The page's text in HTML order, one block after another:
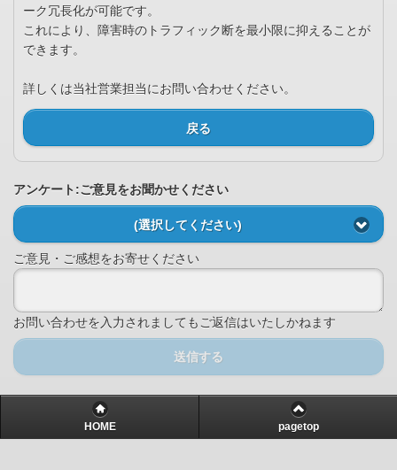
ーク冗長化が可能です。
これにより、障害時のトラフィック断を最小限に抑えることが
できます。
詳しくは当社営業担当にお問い合わせください。
戻る
アンケート:ご意見をお聞かせください
(選択してください)
ご意見・ご感想をお寄せください
お問い合わせを入力されましてもご返信はいたしかねます
送信する
HOME pagetop